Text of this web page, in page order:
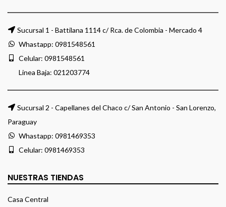
Sucursal 1 - Battilana 1114 c/ Rca. de Colombia - Mercado 4
Whastapp: 0981548561
Celular: 0981548561
Linea Baja: 021203774
Sucursal 2 - Capellanes del Chaco c/ San Antonio - San Lorenzo,
Paraguay
Whastapp: 0981469353
Celular: 0981469353
NUESTRAS TIENDAS
Casa Central